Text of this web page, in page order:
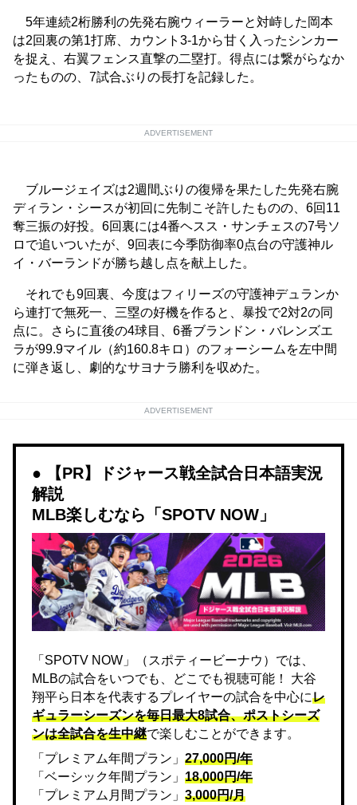
5年連続2桁勝利の先発右腕ウィーラーと対峙した岡本
は2回裏の第1打席、カウント3-1から甘く入ったシンカー
を捉え、右翼フェンス直撃の二塁打。得点には繋がらなか
ったものの、7試合ぶりの長打を記録した。
ADVERTISEMENT
ブルージェイズは2週間ぶりの復帰を果たした先発右腕
ディラン・シースが初回に先制こそ許したものの、6回11
奪三振の好投。6回裏には4番ヘスス・サンチェスの7号ソ
ロで追いついたが、9回表に今季防御率0点台の守護神ル
イ・バーランドが勝ち越し点を献上した。
それでも9回裏、今度はフィリーズの守護神デュランか
ら連打で無死一、三塁の好機を作ると、暴投で2対2の同
点に。さらに直後の4球目、6番ブランドン・バレンズエ
ラが99.9マイル（約160.8キロ）のフォーシームを左中間
に弾き返し、劇的なサヨナラ勝利を収めた。
ADVERTISEMENT
【PR】ドジャース戦全試合日本語実況
解説
MLB楽しむなら「SPOTV NOW」
「SPOTV NOW」（スポティービーナウ）では、
MLBの試合をいつでも、どこでも視聴可能！ 大谷
翔平ら日本を代表するプレイヤーの試合を中心にレ
ギュラーシーズンを毎日最大8試合、ポストシーズ
ンは全試合を生中継で楽しむことができます。
「プレミアム年間プラン」 27,000円/年
「ベーシック年間プラン」 18,000円/年
「プレミアム月間プラン」 3,000円/月